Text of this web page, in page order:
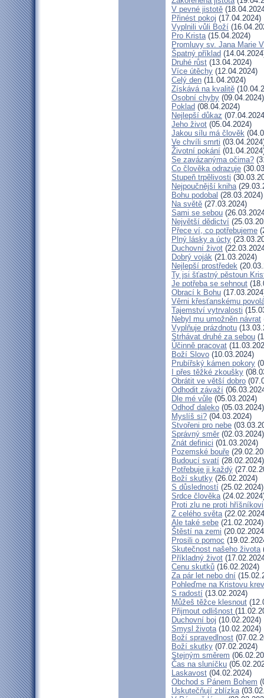
V pevné jistotě
Přinést pokoj (17.04.2024)
Vyplnili vůli Boží
Pro Krista(15.04.2024)
Promluvy sv. Jana Marie
Špatný příklad
Druhé růst (13.04.2024)
Více útěchy (12.04.2024)
Celý den (11.04.2024)
Získává na kvalitě
Osobní chyby (09.04.2024)
Poklad (08.04.2024)
Nejlepší důkaz
Jeho život (05.04.2024)
Jakou sílu má člověk
Ve chvíli smrti
Životní pokání
Se zavázanýma očima?
Co člověka odrazuje
Stupeň trpělivosti
Nejpoučnější kniha
Bohu podobal (28.03.2024)
Na světě (27.03.2024)
Sami se sebou
Největší dědictví
Přece ví, co potřebujeme
Plný lásky a úcty
Duchovní život
Dobrý voják (21.03.2024)
Nejlepší prostředek
Ty jsi šťastný pěstoun
Je potřeba se sehnout
Obrací k Bohu
Věrni křesťanskému
Tajemství vytrvalosti
Nebyl mu umožněn návrat
Vyplňuje prázdnotu
Strhávat druhé za sebou
Účinně pracovat
Boží Slovo (10.03.2024)
Prubířský kámen pokory
I přes těžké zkoušky
Obrátit ve větší dobro
Odhodit závaží
Dle mé vůle (05.03.2024)
Odhoď daleko (05.03.2024)
Myslíš si? (04.03.2024)
Stvořeni pro nebe
Správný směr (02.03.2024)
Znát definici (01.03.2024)
Pozemské bouře
Budoucí svatí (28.02.2024)
Potřebuje ji každý
Boží skutky (26.02.2024)
S důsledností (25.02.2024)
Srdce člověka
Proti zlu ne proti hříšníkovi
Z celého světa
Ale také sebe (21.02.2024)
Štěstí na zemi
Prosili o pomoc
Skutečnost našeho života
Příkladný život
Cenu skutků (16.02.2024)
Za pár let nebo dní
Pohleďme na Kristovu krev
S radostí (13.02.2024)
Můžeš těžce klesnout
Přijmout odlišnost
Duchovní boj (10.02.2024)
Smysl života(10.02.2024)
Boží spravedlnost
Boží skutky (07.02.2024)
Stejným směrem
Čas na sluníčku
Laskavost (04.02.2024)
Obchod s Pánem Bohem
Uskutečňují zblízka